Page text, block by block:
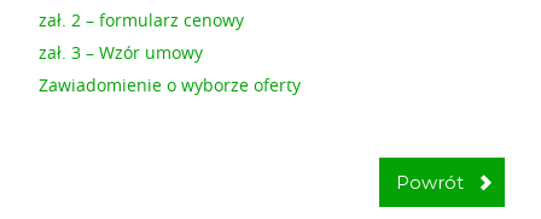
zał. 2 – formularz cenowy
zał. 3 – Wzór umowy
Zawiadomienie o wyborze oferty
Powrót